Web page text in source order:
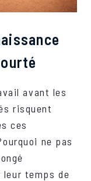
avant les
risquent
ces
ne pas
temps de